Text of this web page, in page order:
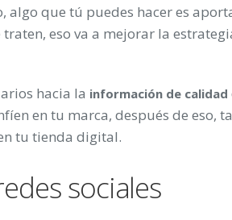
algo que tú puedes hacer es
eso va a mejorar la
hacia la información de calidad
en tu marca, después de eso,
tu tienda digital.
sociales